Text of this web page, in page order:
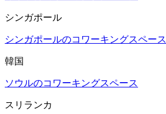
シンガポール
シンガポールのコワーキングスペース
韓国
ソウルのコワーキングスペース
スリランカ